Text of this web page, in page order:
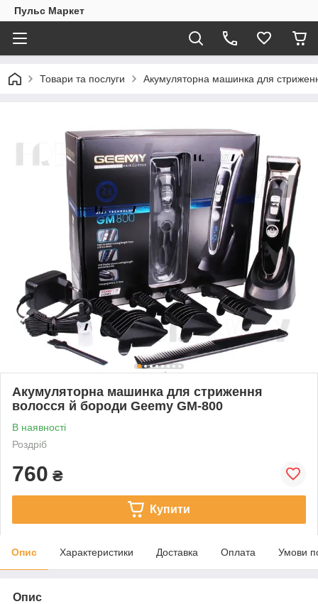
Пульс Маркет
Товари та послуги Акумуляторна машинка для
Акумуляторна машинка для стриження
волосся й бороди Geemy GM-800
В наявності
Роздріб
760 ₴
Купити
Опис Характеристики Доставка Оплата Умови
Опис